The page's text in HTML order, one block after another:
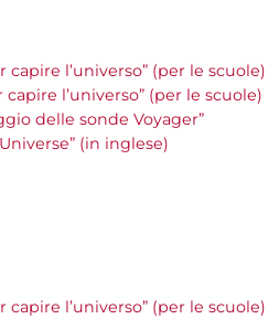
capire l’universo” (per le scuole)
l’universo” (per le scuole)
delle sonde Voyager”
(in inglese)
capire l’universo” (per le scuole)